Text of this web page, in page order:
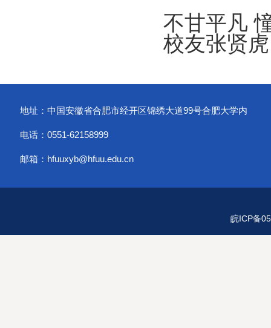
不甘平凡
校友张贤虎
地址：中国安徽省合肥市经开区锦绣大道99号合肥大学内
电话：0551-62158999
邮箱：hfuuxyb@hfuu.edu.cn
皖ICP备